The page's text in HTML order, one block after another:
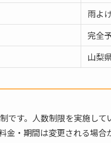
雨よ
完全
山梨
です。人数制限を実施し
金・期間は変更される場